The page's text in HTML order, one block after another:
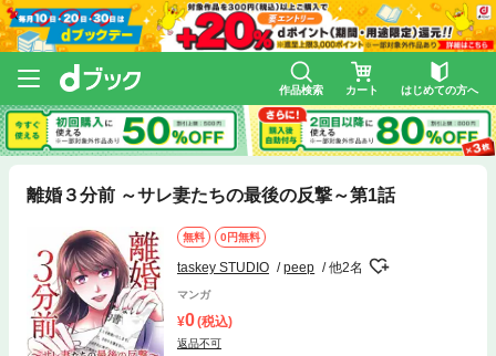
作品検索 カート はじめての方へ
離婚３分前 ～サレ妻たちの最後の反撃～第1話
無料 0円無料
taskey STUDIO peep 他2名
マンガ
0(税込)
返品不可